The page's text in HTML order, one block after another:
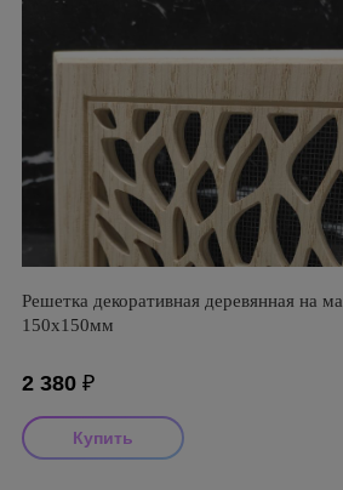
Решетка декоративная деревянная на
150х150мм
2 380 ₽